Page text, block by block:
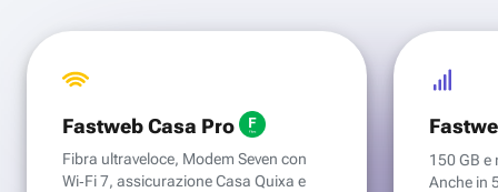
Fastweb Casa Pro
Fibra ultraveloce, Modem Seven con
Wi‑Fi 7, assicurazione Casa Quixa e
150 GB e
Anche in